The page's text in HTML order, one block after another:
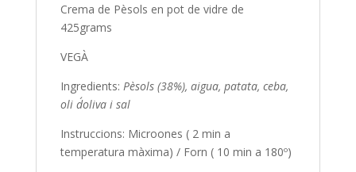
Crema de Pèsols en pot de vidre de
425grams
VEGÀ
Ingredients: Pèsols (38%), aigua, patata, ceba,
oli d´oliva i sal
Instruccions: Microones ( 2 min a
temperatura màxima) / Forn ( 10 min a 180º)